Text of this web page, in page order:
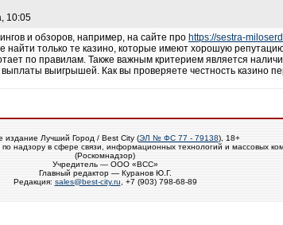
10:05
и обзоров, например, на сайте про https://sestra-
найти только те казино, которые имеют хорошую
по правилам. Также важным критерием является
выигрышей. Как вы проверяете честность казино
издание Лучший Город / Best City (ЭЛ № ФС 77 - 79138), 18+
надзору в сфере связи, информационных технологий и массовых
(Роскомнадзор)
Учредитель — ООО «ВСС»
Главный редактор — Куранов Ю.Г.
Редакция: sales@best-city.ru , +7 (903) 798-68-89